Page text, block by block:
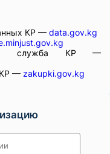
КР — data.gov.kg
служба КР —
КР — zakupki.gov.kg